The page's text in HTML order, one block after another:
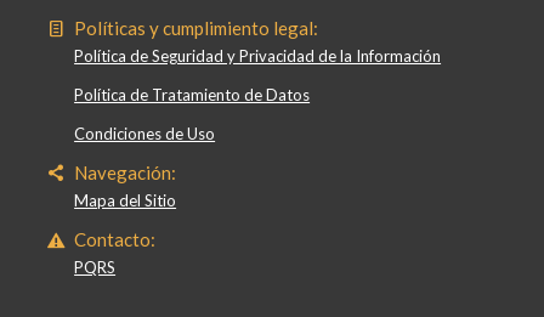
Políticas y cumplimiento legal:
Política de Seguridad y Privacidad de la Información
Política de Tratamiento de Datos
Condiciones de Uso
Navegación:
Mapa del Sitio
Contacto:
PQRS